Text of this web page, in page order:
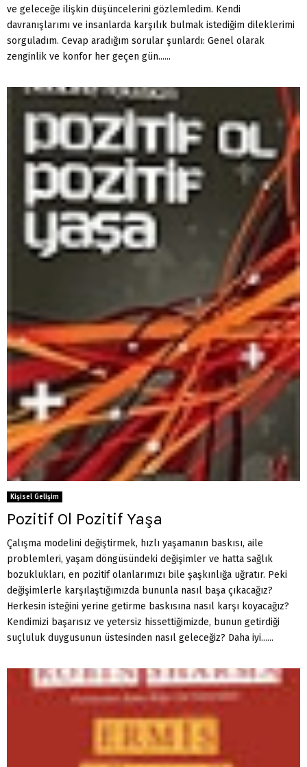
ve geleceğe ilişkin düşüncelerini gözlemledim. Kendi
davranışlarımı ve insanlarda karşılık bulmak istediğim dileklerimi
sorguladım. Cevap aradığım sorular şunlardı: Genel olarak
zenginlik ve konfor her geçen gün......
Kişisel Gelişim
Pozitif Ol Pozitif Yaşa
Çalışma modelini değiştirmek, hızlı yaşamanın baskısı, aile
problemleri, yaşam döngüsündeki değişimler ve hatta sağlık
bozuklukları, en pozitif olanlarımızı bile şaşkınlığa uğratır. Peki
değişimlerle karşılaştığımızda bununla nasıl başa çıkacağız?
Herkesin isteğini yerine getirme baskısına nasıl karşı koyacağız?
Kendimizi başarısız ve yetersiz hissettiğimizde, bunun getirdiği
suçluluk duygusunun üstesinden nasıl geleceğiz? Daha iyi......